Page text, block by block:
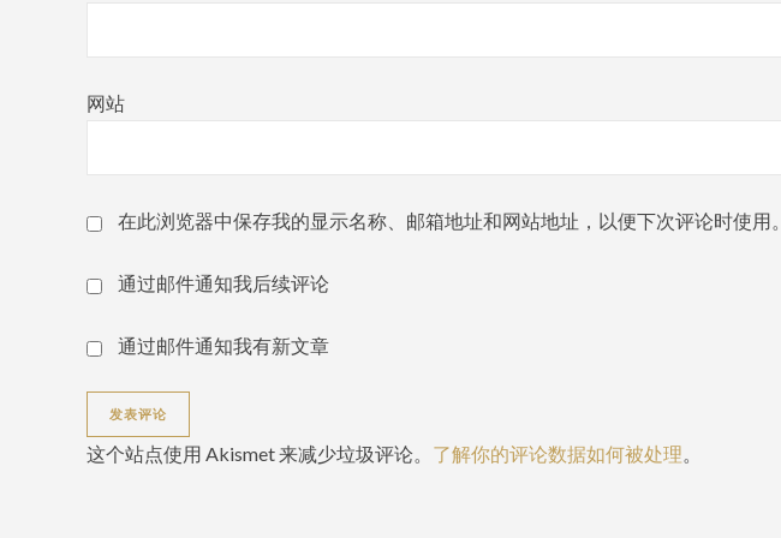
网站
在此浏览器中保存我的显示名称、邮箱地址和网站地址，以便下次评论时使用。
通过邮件通知我后续评论
通过邮件通知我有新文章
这个站点使用 Akismet 来减少垃圾评论。 了解你的评论数据如何被处理。